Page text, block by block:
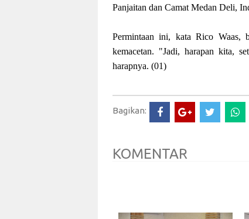
Panjaitan dan Camat Medan Deli,
Permintaan ini, kata Rico Waas,
kemacetan. "Jadi, harapan kita,
harapnya. (01)
Bagikan:
KOMENTAR